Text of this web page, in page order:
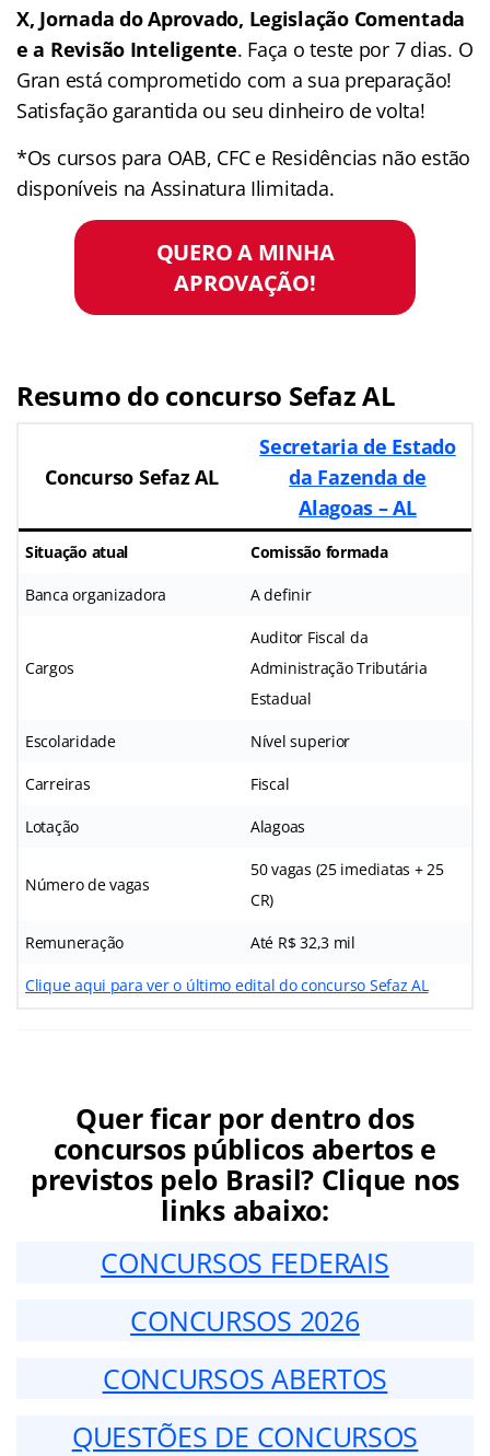
X, Jornada do Aprovado, Legislação Comentada
e a Revisão Inteligente. Faça o teste por 7 dias. O
Gran está comprometido com a sua preparação!
Satisfação garantida ou seu dinheiro de volta!
*Os cursos para OAB, CFC e Residências não estão
disponíveis na Assinatura Ilimitada.
QUERO A MINHA
APROVAÇÃO!
Resumo do concurso Sefaz AL
Concurso Sefaz AL
Secretaria de Estado
da Fazenda de
Alagoas – AL
Situação atual Comissão formada
Banca organizadora A definir
Cargos
Auditor Fiscal da
Administração Tributária
Estadual
Escolaridade Nível superior
Carreiras Fiscal
Lotação Alagoas
Número de vagas
50 vagas (25 imediatas + 25
CR)
Remuneração Até R$ 32,3 mil
Clique aqui para ver o último edital do concurso Sefaz AL
Quer ficar por dentro dos
concursos públicos abertos e
previstos pelo Brasil? Clique nos
links abaixo:
CONCURSOS FEDERAIS
CONCURSOS 2026
CONCURSOS ABERTOS
QUESTÕES DE CONCURSOS